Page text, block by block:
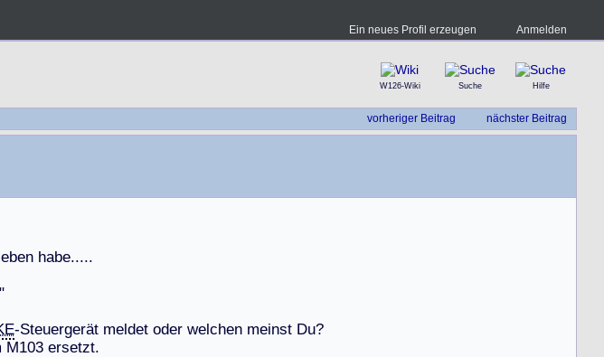
Ein neues Profil erzeugen Anmelden
W126-Wiki Suche Hilfe
vorheriger Beitrag nächster Beitrag
eben habe.....
"
-Steuergerät meldet oder welchen meinst Du?
M103 ersetzt.